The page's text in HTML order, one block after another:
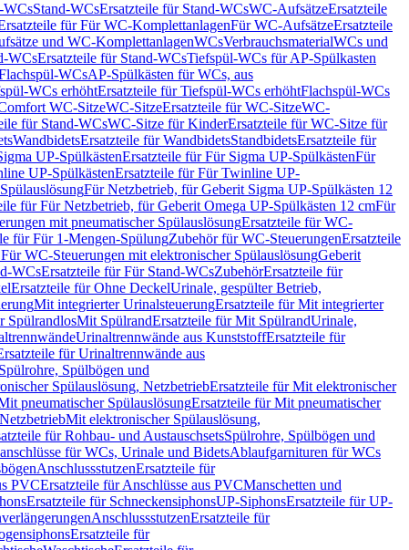
WCsStand-WCsErsatzteile für Stand-WCsWC-AufsätzeErsatzteile
für Für WC-KomplettanlagenFür WC-AufsätzeErsatzteile
und WC-KomplettanlagenWCsVerbrauchsmaterialWCs und
WCsErsatzteile für Stand-WCsTiefspül-WCs für AP-Spülkasten
WCsAP-Spülkästen für WCs, aus
WCs erhöhtErsatzteile für Tiefspül-WCs erhöhtFlachspül-WCs
WC-SitzeWC-SitzeErsatzteile für WC-SitzeWC-
für Stand-WCsWC-Sitze für KinderErsatzteile für WC-Sitze für
WandbidetsErsatzteile für WandbidetsStandbidetsErsatzteile für
UP-SpülkästenErsatzteile für Für Sigma UP-SpülkästenFür
UP-SpülkästenErsatzteile für Für Twinline UP-
Für Netzbetrieb, für Geberit Sigma UP-Spülkästen 12
für Für Netzbetrieb, für Geberit Omega UP-Spülkästen 12 cmFür
mit pneumatischer SpülauslösungErsatzteile für WC-
für Für 1-Mengen-SpülungZubehör für WC-SteuerungenErsatzteile
WC-Steuerungen mit elektronischer SpülauslösungGeberit
WCsErsatzteile für Für Stand-WCsZubehörErsatzteile für
Ersatzteile für Ohne DeckelUrinale, gespülter Betrieb,
Mit integrierter UrinalsteuerungErsatzteile für Mit integrierter
SpülrandlosMit SpülrandErsatzteile für Mit SpülrandUrinale,
Urinaltrennwände aus KunststoffErsatzteile für
für Urinaltrennwände aus
Spülbögen und
Spülauslösung, NetzbetriebErsatzteile für Mit elektronischer
pneumatischer SpülauslösungErsatzteile für Mit pneumatischer
Mit elektronischer Spülauslösung,
für Rohbau- und AustauschsetsSpülrohre, Spülbögen und
für WCs, Urinale und BidetsAblaufgarnituren für WCs
AnschlussstutzenErsatzteile für
PVCErsatzteile für Anschlüsse aus PVCManschetten und
Ersatzteile für SchneckensiphonsUP-SiphonsErsatzteile für UP-
AnschlussstutzenErsatzteile für
Ersatzteile für